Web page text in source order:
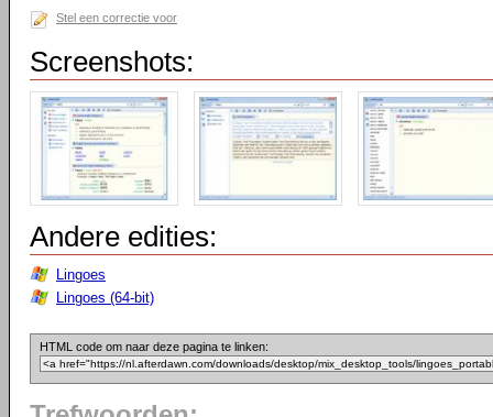
Stel een correctie voor
Screenshots:
Andere edities:
Lingoes
Lingoes (64-bit)
HTML code om naar deze pagina te linken: